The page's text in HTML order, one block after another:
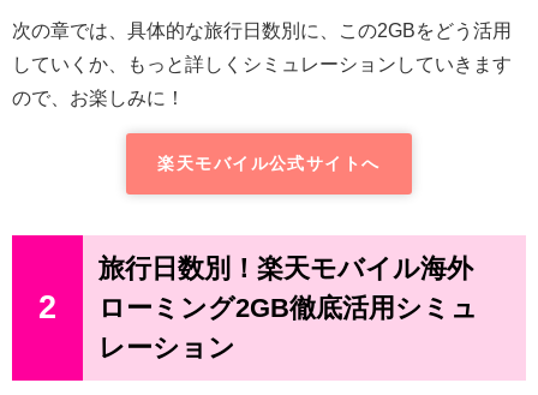
次の章では、具体的な旅行日数別に、この2GBをどう活用
していくか、もっと詳しくシミュレーションしていきます
ので、お楽しみに！
楽天モバイル公式サイトへ
2
旅行日数別！楽天モバイル海外
ローミング2GB徹底活用シミュ
レーション